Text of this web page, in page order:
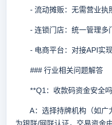
- 流动摊贩：无需营业执照
- 连锁门店：统一管理多门
- 电商平台：对接API实现
### 行业相关问题解答
**Q1：收款码资金安全
A：选择持牌机构（如广
为银联/网联认证，交易资金